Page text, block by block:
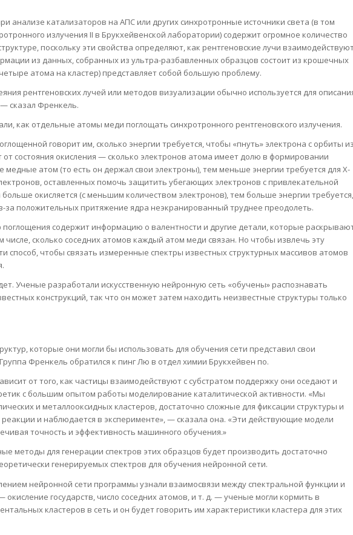
анализе катализаторов на АПС или других синхротронные источники света (в том
излучения II в Брукхейвенской лаборатории) содержит огромное количество
поскольку эти свойства определяют, как рентгеновские лучи
из данных, собранных из ультра-разбавленных образцов состоит из крошечных
атома на кластер) представляет собой большую проблему.
рентгеновских лучей или методов визуализации обычно используется для
сказал Френкель.
как отдельные атомы меди поглощать синхротронного рентгеновского излучения.
говорит им, сколько энергии требуется, чтобы «пнуть» электрона с орбиты из
состояния окисления — сколько электронов атома имеет долю в формировании
атом (то есть он держал свои электроны), тем меньше энергии требуется для Х-
оставленных помочь защитить убегающих электронов с привлекательной
окисляется (с меньшим количеством электронов), тем больше энергии требуется,
за положительных притяжение ядра неэкранированный труднее преодолеть.
поглощения содержит информацию о валентности и другие детали, которые
числе, сколько соседних атомов каждый атом меди связан. Но чтобы извлечь эту
чтобы связать измеренные спектры известных структурных массивов атомов
Ученые разработали искусственную нейронную сеть «обучены» распознавать
конструкций, так что он может затем находить неизвестные структуры только
которые они могли бы использовать для обучения сети представил свои
Френкель обратился к пинг Лю в отдел химии Брукхейвен по.
от того, как частицы взаимодействуют с субстратом поддержку они оседают и
с большим опытом работы моделирование каталитической активности. «Мы
и металлооксидных кластеров, достаточно сложные для фиксации структуры и
и наблюдается в эксперименте», — сказала она. «Эти действующие модели
точность и эффективность машинного обучения.»
методы для генерации спектров этих образцов будет производить достаточно
генерируемых спектров для обучения нейронной сети.
нейронной сети программы узнали взаимосвязи между спектральной функции и
государств, число соседних атомов, и т. д. — ученые могли кормить в
кластеров в сеть и он будет говорить им характеристики кластера для этих